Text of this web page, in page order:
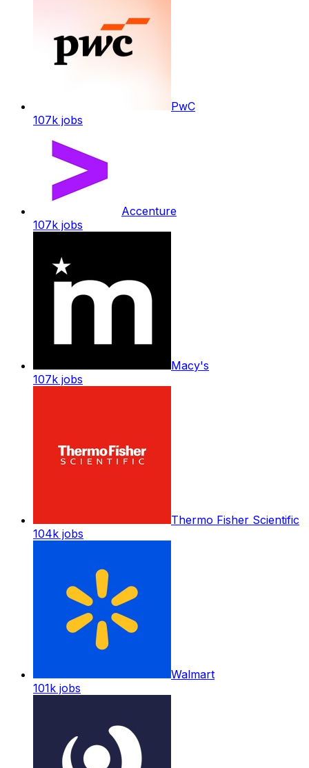
PwC
107k jobs
Accenture
107k jobs
Macy's
107k jobs
Thermo Fisher Scientific
104k jobs
Walmart
101k jobs